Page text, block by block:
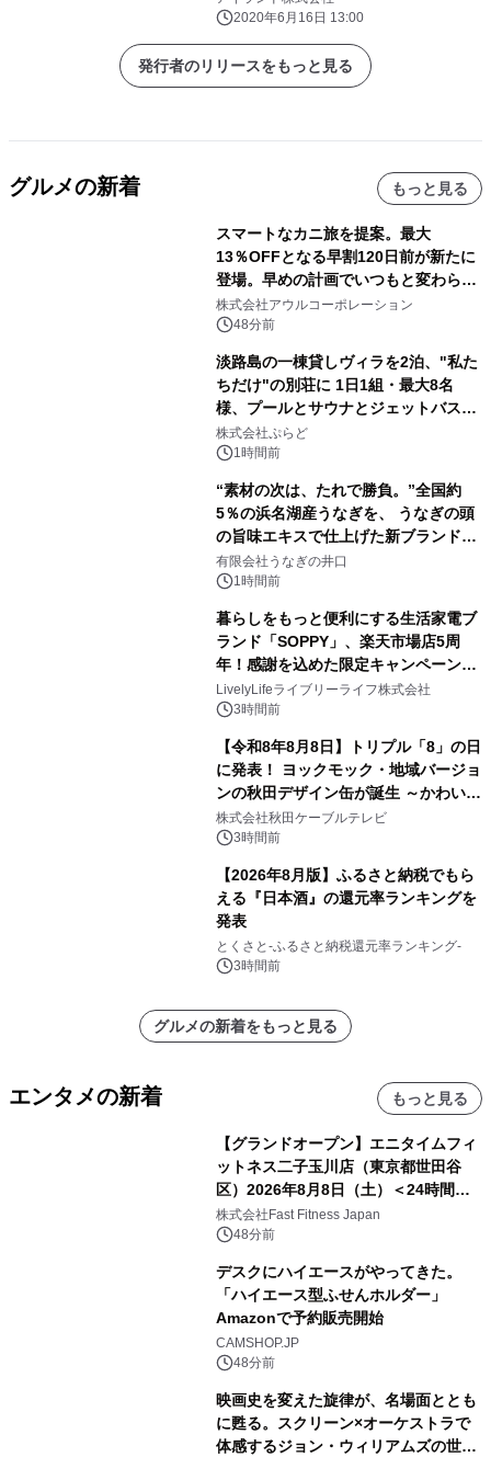
2020年6月16日 13:00
発行者のリリースをもっと見る
グルメの新着 もっと見る
スマートなカニ旅を提案。最大
13％OFFとなる早割120日前が新たに
登場。早めの計画でいつもと変わらぬ
大人の冬旅を。ー夕日ヶ浦温泉「佳松
苑 別邸ふうか」ー
株式会社アウルコーポレーション
48分前
淡路島の一棟貸しヴィラを2泊、"私た
ちだけ"の別荘に 1日1組・最大8名
様、プールとサウナとジェットバス付
きで Villa Mon Temps AWAJIの連泊
素泊りプラン
株式会社ぷらど
1時間前
“素材の次は、たれで勝負。”全国約
5％の浜名湖産うなぎを、 うなぎの頭
の旨味エキスで仕上げた新ブランド
「井口の誉」誕生
有限会社うなぎの井口
1時間前
暮らしをもっと便利にする生活家電ブ
ランド「SOPPY」、楽天市場店5周
年！感謝を込めた限定キャンペーンを
8月10日より開催
LivelyLifeライブリーライフ株式会社
3時間前
【令和8年8月8日】トリプル「8」の日
に発表！ ヨックモック・地域バージョ
ンの秋田デザイン缶が誕生 ～かわいい
秋田犬の子犬と秋田の四季と名所を巡
るパッケージ～ 9月1日(火)秋田県内で
株式会社秋田ケーブルテレビ
3時間前
【2026年8月版】ふるさと納税でもら
える『日本酒』の還元率ランキングを
発表
とくさと-ふるさと納税還元率ランキング-
3時間前
グルメの新着をもっと見る
エンタメの新着 もっと見る
【グランドオープン】エニタイムフィ
ットネス二子玉川店（東京都世田谷
区）2026年8月8日（土）＜24時間年
中無休のフィットネスジム＞
株式会社Fast Fitness Japan
48分前
デスクにハイエースがやってきた。
「ハイエース型ふせんホルダー」
Amazonで予約販売開始
CAMSHOP.JP
48分前
映画史を変えた旋律が、名場面ととも
に甦る。スクリーン×オーケストラで
体感するジョン・ウィリアムズの世